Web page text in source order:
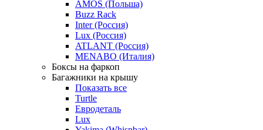
AMOS (Польша)
Buzz Rack
Inter (Россия)
Lux (Россия)
ATLANT (Россия)
MENABO (Италия)
Боксы на фаркоп
Багажники на крышу
Показать все
Turtle
Евродеталь
Lux